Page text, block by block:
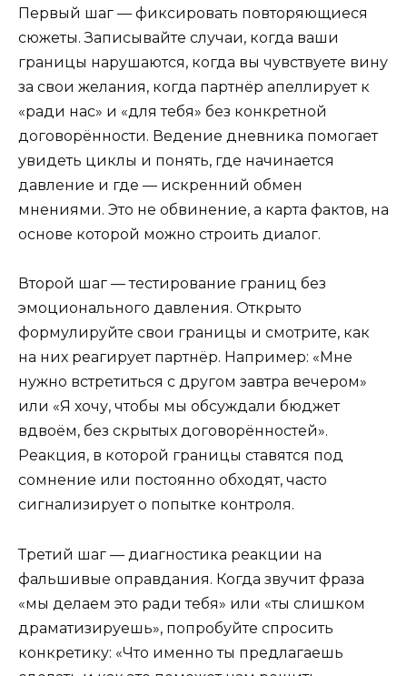
Первый шаг — фиксировать повторяющиеся
сюжеты. Записывайте случаи, когда ваши
границы нарушаются, когда вы чувствуете вину
за свои желания, когда партнёр апеллирует к
«ради нас» и «для тебя» без конкретной
договорённости. Ведение дневника помогает
увидеть циклы и понять, где начинается
давление и где — искренний обмен
мнениями. Это не обвинение, а карта фактов, на
основе которой можно строить диалог.
Второй шаг — тестирование границ без
эмоционального давления. Открыто
формулируйте свои границы и смотрите, как
на них реагирует партнёр. Например: «Мне
нужно встретиться с другом завтра вечером»
или «Я хочу, чтобы мы обсуждали бюджет
вдвоём, без скрытых договорённостей».
Реакция, в которой границы ставятся под
сомнение или постоянно обходят, часто
сигнализирует о попытке контроля.
Третий шаг — диагностика реакции на
фальшивые оправдания. Когда звучит фраза
«мы делаем это ради тебя» или «ты слишком
драматизируешь», попробуйте спросить
конкретику: «Что именно ты предлагаешь